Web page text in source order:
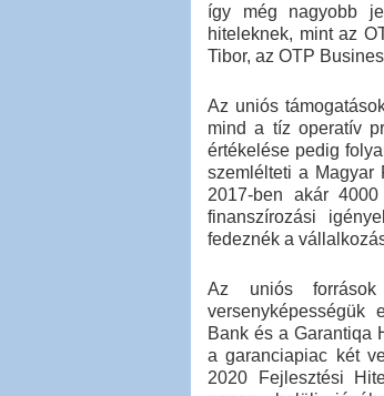
így még nagyobb
hiteleknek, mint az
Tibor, az OTP
Az uniós
mind a tíz operatív
értékelése pedig
szemlélteti a Magyar
2017-ben akár
finanszírozási
fedeznék a
Az uniós források
versenyképességük
Bank és a Garantiqa
a garanciapiac két
2020 Fejlesztési